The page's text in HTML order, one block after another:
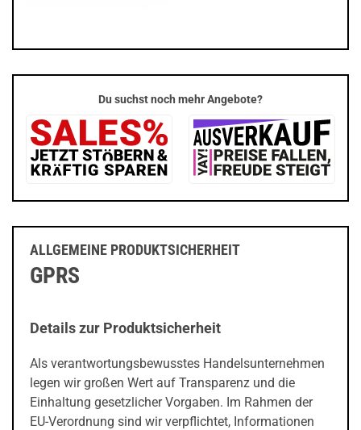
Du suchst noch mehr Angebote?
ALLGEMEINE PRODUKTSICHERHEIT
GPRS
Details zur Produktsicherheit
Als verantwortungsbewusstes Handelsunternehmen
legen wir großen Wert auf Transparenz und die
Einhaltung gesetzlicher Vorgaben. Im Rahmen der
EU-Verordnung sind wir verpflichtet, Informationen